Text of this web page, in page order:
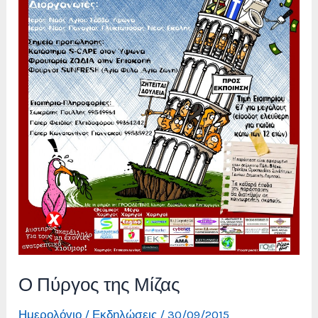
Ο Πύργος της Μίζας
Ημερολόγιο / Εκδηλώσεις /30/09/2015